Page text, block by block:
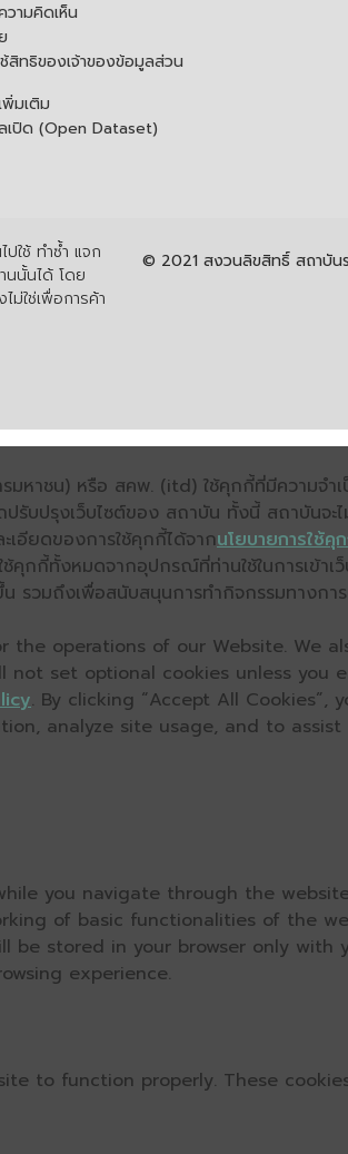
ามคิดเห็น
สิทธิของเจ้าของข้อมูลส่วน
มเติม
เปิด (Open Dataset)
ใช้ ทำซ้ำ แจก
นนั้นได้ โดย
ม่ใช่เพื่อการค้า
© 2021 สงวนลิขสิทธิ์ สถาบันร
มหาชน) หรือ สคพ. (itd) ใช้คุกกี้ที่มีความจำ
ปรับปรุงเว็บไซต์ของ สถาบัน ทั้งนี้ สถาบันจ
อียดของการใช้คุกกี้ได้จากนโยบายการใช้คุ
กกี้ทั้งหมดจากอุปกรณ์ที่ท่านใช้ในการเข้าเ
น รวมถึงเพื่อสนับสนุนการทำกิจกรรมทางก
the operations of our Website. We
not set optional cookies unless you
. By clicking “Accept All
analyze site usage, and to
you navigate through the
of basic functionalities of the
be stored in your browser only
experience.
to function properly. These